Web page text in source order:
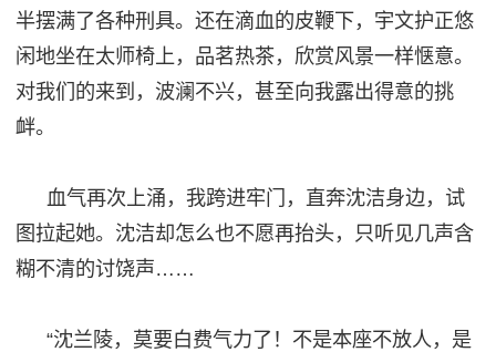
半摆满了各种刑具。还在滴血的皮鞭下，宇文护正悠
闲地坐在太师椅上，品茗热茶，欣赏风景一样惬意。
对我们的来到，波澜不兴，甚至向我露出得意的挑
衅。
血气再次上涌，我跨进牢门，直奔沈洁身边，试
图拉起她。沈洁却怎么也不愿再抬头，只听见几声含
糊不清的讨饶声……
“沈兰陵， 莫要白费气力了！不是本座不放人，是